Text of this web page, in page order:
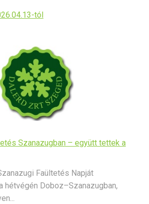
tól
Szanazugban – együtt tettek a
Faültetés Napját
hétvégén Doboz–Szanazugban,